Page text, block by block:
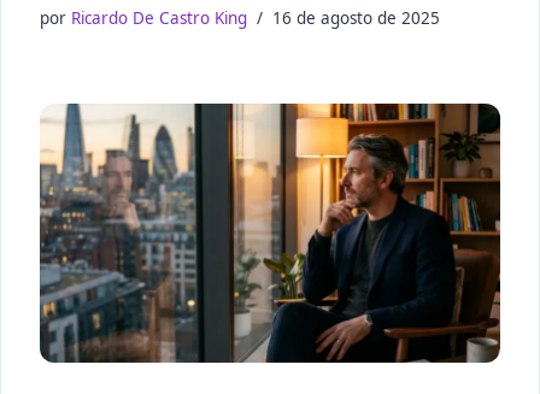
por Ricardo De Castro King 16 de agosto de 2025